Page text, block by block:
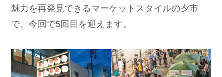
魅力を再発見できるマーケットスタイルの夕市
で、今回で5回目を迎えます。